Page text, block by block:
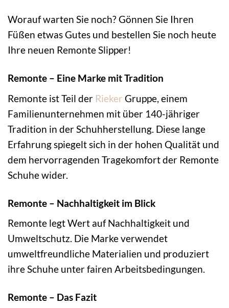
Worauf warten Sie noch? Gönnen Sie Ihren
Füßen etwas Gutes und bestellen Sie noch heute
Ihre neuen Remonte Slipper!
Remonte – Eine Marke mit Tradition
Remonte ist Teil der Rieker Gruppe, einem
Familienunternehmen mit über 140-jähriger
Tradition in der Schuhherstellung. Diese lange
Erfahrung spiegelt sich in der hohen Qualität und
dem hervorragenden Tragekomfort der Remonte
Schuhe wider.
Remonte – Nachhaltigkeit im Blick
Remonte legt Wert auf Nachhaltigkeit und
Umweltschutz. Die Marke verwendet
umweltfreundliche Materialien und produziert
ihre Schuhe unter fairen Arbeitsbedingungen.
Remonte – Das Fazit